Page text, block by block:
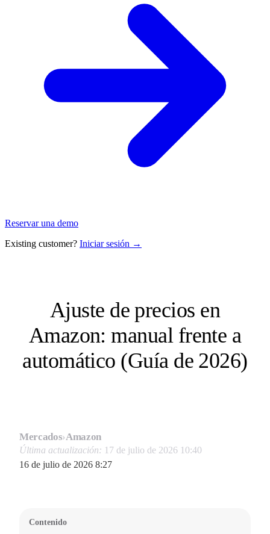
Reservar una demo
Existing customer? Iniciar sesión →
Ajuste de precios en
Amazon: manual frente a
automático (Guía de 2026)
Mercados›Amazon
Última actualización: 17 de julio de 2026 10:40
16 de julio de 2026 8:27
Contenido